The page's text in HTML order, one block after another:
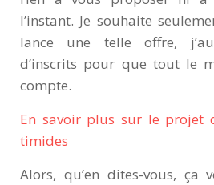
l’instant. Je souhaite
lance une telle offre,
d’inscrits pour que tout le
compte.
En savoir plus sur le projet
timides
Alors, qu’en dites-vous, ça